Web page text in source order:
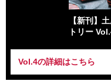
【新刊】
トリー
Vol.4の詳細はこちら